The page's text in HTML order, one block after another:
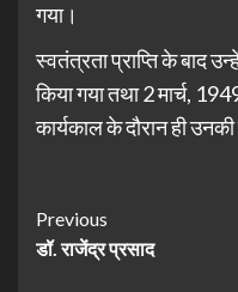
गया।
स्वतंत्रता प्राप्ति के बाद
किया गया तथा 2 मार्च,
कार्यकाल के दौरान ही
Previous
डॉ. राजेंद्र प्रसाद